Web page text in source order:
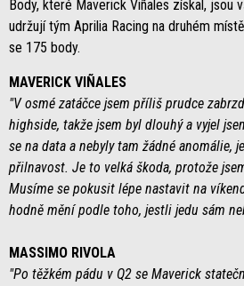
Body, které Maverick Viñales získal, jsou
udržují tým Aprilia Racing na druhém
se 175 body.
MAVERICK VIÑALES
"V osmé zatáčce jsem příliš prudce
highside, takže jsem byl dlouhý a vyjel
se na data a nebyly tam žádné anomálie,
přilnavost. Je to velká škoda, protože
Musíme se pokusit lépe nastavit na
hodně mění podle toho, jestli jedu sám
MASSIMO RIVOLA
"Po těžkém pádu v Q2 se Maverick